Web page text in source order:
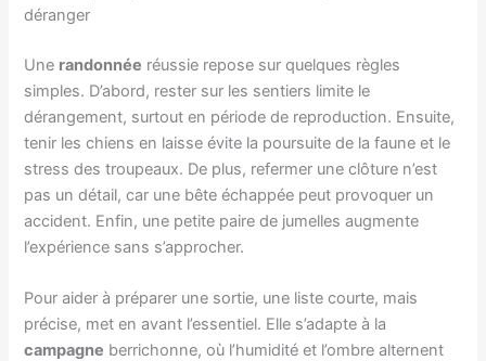
déranger
Une randonnée réussie repose sur quelques règles
simples. D’abord, rester sur les sentiers limite le
dérangement, surtout en période de reproduction. Ensuite,
tenir les chiens en laisse évite la poursuite de la faune et le
stress des troupeaux. De plus, refermer une clôture n’est
pas un détail, car une bête échappée peut provoquer un
accident. Enfin, une petite paire de jumelles augmente
l’expérience sans s’approcher.
Pour aider à préparer une sortie, une liste courte, mais
précise, met en avant l’essentiel. Elle s’adapte à la
campagne berrichonne, où l’humidité et l’ombre alternent